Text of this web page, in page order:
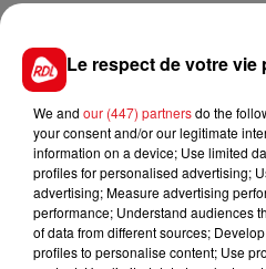
Dimanche matin, les
corps de la victime. Le
plus d’un mètre de
draps et des sacs poubelle.
indiquent que le décès
Le fils du couple, qui avait
soir a été interpellé
placé en garde à vue. Son
enquêteurs cherchent à
Le respect de votre
We and our (447) partnersdo the
your consent and/or our legitimate
information on a device; Use limited
profiles for personalised advertising;
advertising; Measure advertising
performance; Understand audiences
of data from different sources;
profiles to personalise content; Use